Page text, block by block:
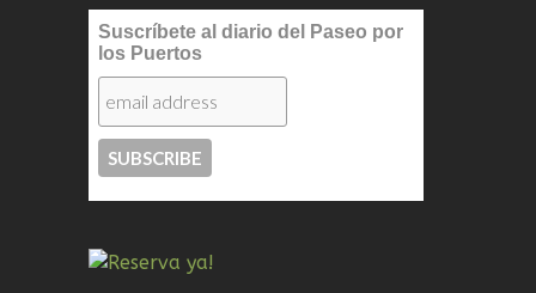
Suscríbete al diario del Paseo por
los Puertos